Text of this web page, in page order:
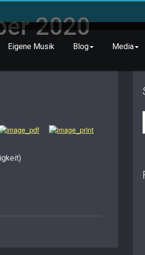
Eigene Musik Blog Media
2020